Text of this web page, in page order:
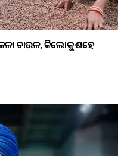
କଳା ଚାଉଳ, କିଲୋକୁ ଶହେ